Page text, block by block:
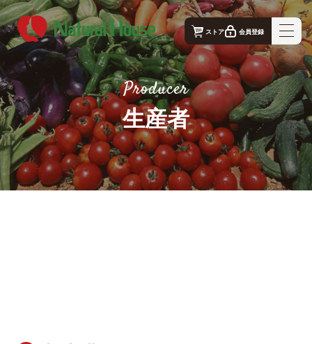
ストア 会員登録
ナチュラルハウス - 公式コーポレートサイト｜TOP
ナチュラルハウスの想い
事業概要
生産者
店舗案内
Producer
生産者